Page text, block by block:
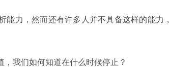
能力，然而还有许多人并不具备这样的能力
我们如何知道在什么时候停止？